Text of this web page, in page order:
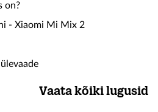
on?
- Xiaomi Mi Mix 2
Vaata kõiki lugusid